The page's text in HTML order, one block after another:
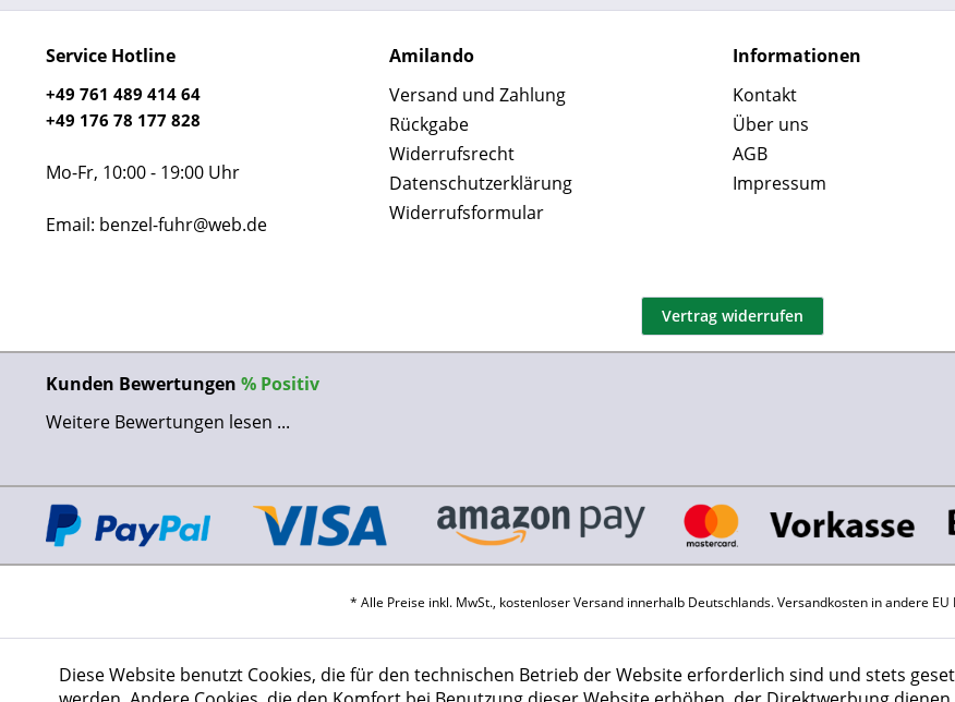
Service Hotline
+49 761 489 414 64
+49 176 78 177 828
Mo-Fr, 10:00 - 19:00 Uhr
Email: benzel-fuhr@web.de
Amilando
Versand und Zahlung
Rückgabe
Widerrufsrecht
Datenschutzerklärung
Widerrufsformular
Informationen
Kontakt
Über uns
AGB
Impressum
Vertrag widerrufen
Kunden Bewertungen % Positiv
Weitere Bewertungen lesen ...
* Alle Preise inkl. MwSt., kostenloser Versand innerhalb Deutschlands.Versandkosten in andere
Diese Website benutzt Cookies, die für den technischen Betrieb der Website erforderlich sind und stets